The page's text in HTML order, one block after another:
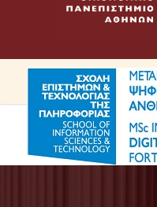
ΤΟ ΠΡΟΓΡΑΜΜΑ